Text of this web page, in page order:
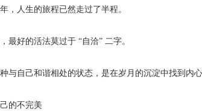
，人生的旅程已然走过了半程。
最好的活法莫过于 “自洽” 二字。
与自己和谐相处的状态，是在岁月的沉淀中找到内心
的不完美